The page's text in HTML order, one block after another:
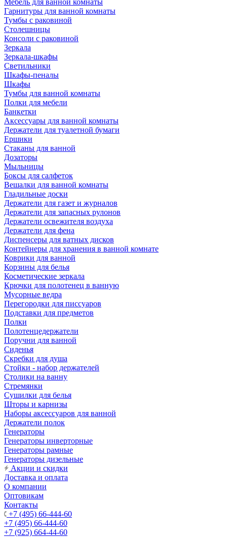
Мебель для ванной комнаты
Гарнитуры для ванной комнаты
Тумбы с раковиной
Столешницы
Консоли с раковиной
Зеркала
Зеркала-шкафы
Светильники
Шкафы-пеналы
Шкафы
Тумбы для ванной комнаты
Полки для мебели
Банкетки
Аксессуары для ванной комнаты
Держатели для туалетной бумаги
Ершики
Стаканы для ванной
Дозаторы
Мыльницы
Боксы для салфеток
Вешалки для ванной комнаты
Гладильные доски
Держатели для газет и журналов
Держатели для запасных рулонов
Держатели освежителя воздуха
Держатели для фена
Диспенсеры для ватных дисков
Контейнеры для хранения в ванной комнате
Коврики для ванной
Корзины для белья
Косметические зеркала
Крючки для полотенец в ванную
Мусорные ведра
Перегородки для писсуаров
Подставки для предметов
Полки
Полотенцедержатели
Поручни для ванной
Сиденья
Скребки для душа
Стойки - набор держателей
Столики на ванну
Стремянки
Сушилки для белья
Шторы и карнизы
Наборы аксессуаров для ванной
Держатели полок
Генераторы
Генераторы инверторные
Генераторы рамные
Генераторы дизельные
Акции и скидки
Доставка и оплата
О компании
Оптовикам
Контакты
+7 (495) 66-444-60
+7 (495) 66-444-60
+7 (925) 664-44-60